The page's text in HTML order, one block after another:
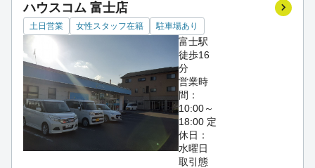
ハウスコム 富士店
土日営業 女性スタッフ在籍 駐車場あり
富士駅
徒歩16
分
営業時
間：
10:00～
18:00 定
休日：
水曜日
取引態